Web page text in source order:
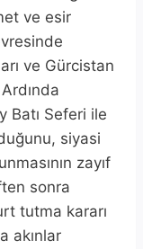
ve esir
ve Gürcistan
Batı Seferi ile
siyasi
zayıf
sonra
tutma kararı
akınlar